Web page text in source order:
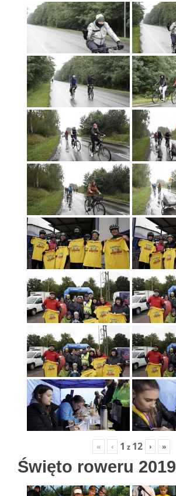
« ‹ 1 z 12 › »
Święto roweru 2019